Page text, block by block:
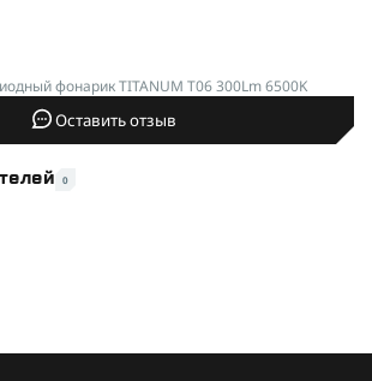
мм
и низкая яркость
световой сигнал
Аккумулятор Li-ion 18650
1200mAh или 21700 или 3x
фонарик TITANUM T06 300Lm 6500K
Оставить отзыв
0